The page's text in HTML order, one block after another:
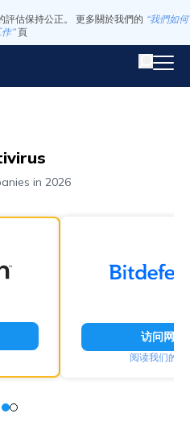
估保持公正。 更多關於我們的 “我們如何
” 頁
in 2026
访问网站
阅读我们的评